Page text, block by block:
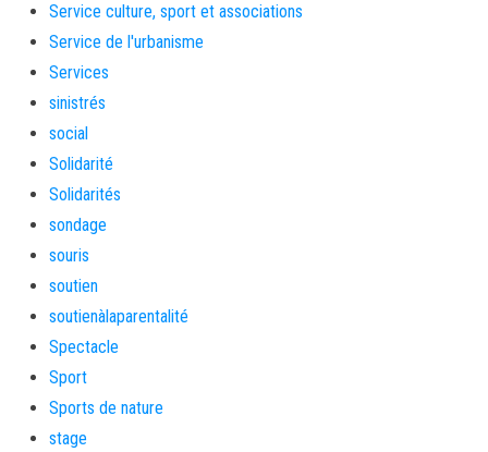
Service culture, sport et associations
Service de l'urbanisme
Services
sinistrés
social
Solidarité
Solidarités
sondage
souris
soutien
soutienàlaparentalité
Spectacle
Sport
Sports de nature
stage